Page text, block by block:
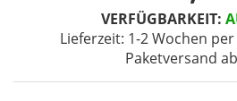
VERFÜGBARKEIT:
Lieferzeit: 1-2 Wochen
Paketversand